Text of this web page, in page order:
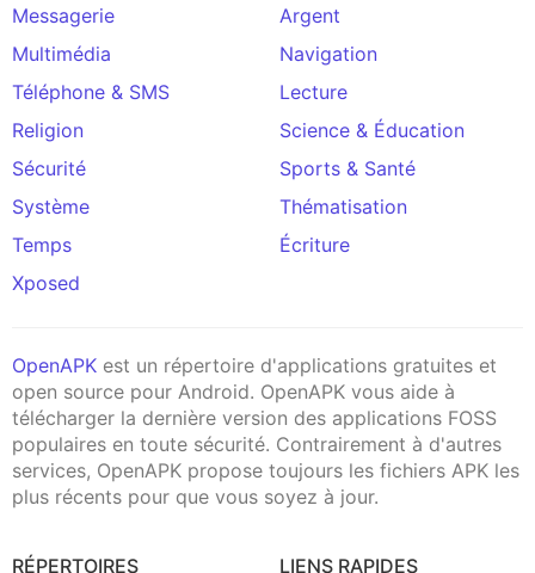
Messagerie
Argent
Multimédia
Navigation
Téléphone & SMS
Lecture
Religion
Science & Éducation
Sécurité
Sports & Santé
Système
Thématisation
Temps
Écriture
Xposed
OpenAPK est un répertoire d'applications gratuites et
open source pour Android. OpenAPK vous aide à
télécharger la dernière version des applications FOSS
populaires en toute sécurité. Contrairement à d'autres
services, OpenAPK propose toujours les fichiers APK les
plus récents pour que vous soyez à jour.
RÉPERTOIRES LIENS RAPIDES